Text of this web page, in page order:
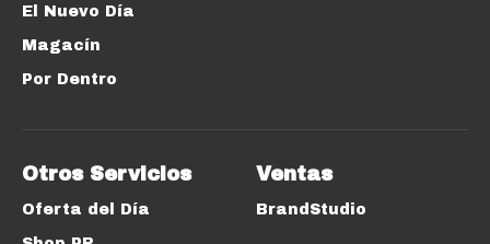
El Nuevo Día
Magacín
Por Dentro
Otros Servicios
Oferta del Día
Ventas
BrandStudio